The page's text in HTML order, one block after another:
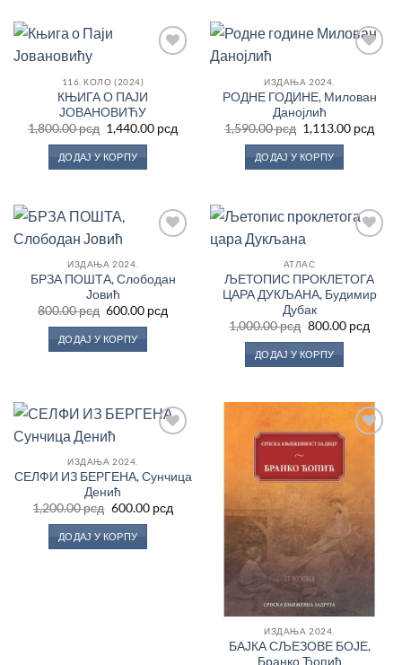
116. КОЛО (2024)
КЊИГА О ПАЈИ
ЈОВАНОВИЋУ
1,800.00рсд Оригинална
цена
је
била:
1,800.00 рсд.
1,440.00 рсд Тренутна
цена
ДОДАЈ У КОРПУ
жеља
ИЗДАЊА 2024.
РОДНЕ ГОДИНЕ, Милован
Данојлић
1,590.00рсд Оригинална
цена
је
била:
1,590.00 рсд.
1,113.00 рсд
цена
ДОДАЈ У КОРПУ
жеља
ИЗДАЊА 2024.
БРЗА ПОШТА, Слободан
Јовић
800.00рсд Оригинална
је
била:
800.00 рсд.
600.00 рсд
цена
ДОДАЈ У КОРПУ
Листу
жеља
АТЛАС
ЉЕТОПИС ПРОКЛЕТОГА
ЦАРА ДУКЉАНА, Будимир
Дубак
1,000.00рсд Оригинална
је
била:
1,000.00 рсд.
800.00 рсд
цена
ДОДАЈ У КОРПУ
жеља
ИЗДАЊА 2024.
СЕЛФИ ИЗ БЕРГЕНА, Сунчица
Денић
1,200.00рсд Оригинална
је
била:
1,200.00 рсд.
600.00 рсдТренутна
цена
600.00 рсд.
ДОДАЈ У КОРПУ
ИЗДАЊА 2024.
БАЈКА СЉЕЗОВЕ БОЈЕ,
Бранко Ћопић